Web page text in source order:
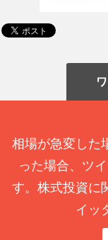
相場が急変した
った場合、ツ
す。株式投資に
イッ